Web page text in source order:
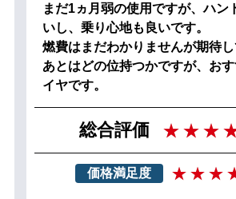
まだ1ヵ月弱の使用ですが、ハン
いし、乗り心地も良いです。
燃費はまだわかりませんが期待し
あとはどの位持つかですが、お
イヤです。
総合評価
価格満足度